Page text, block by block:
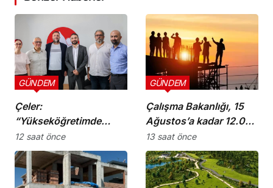
Çeler:
“Yükseköğretimde
günü kurtaran değil,
geleceği planlayan
politikalara ihtiyaç var”
GÜNDEM
12 saat önce
Çalışma Bakanlığı, 15
Ağustos’a kadar 12.00-
16.00 saatleri arasında
güneş altında çalışmayı
yasakladı
GÜNDEM
13 saat önce